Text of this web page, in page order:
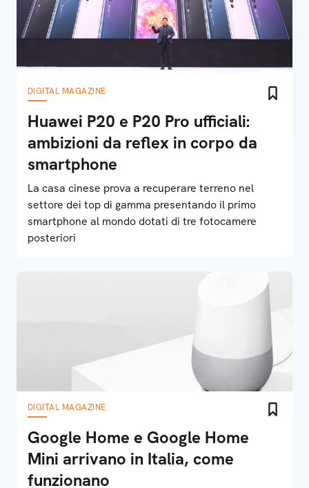
DIGITAL MAGAZINE
Huawei P20 e P20 Pro ufficiali:
ambizioni da reflex in corpo da
smartphone
La casa cinese prova a recuperare terreno nel
settore dei top di gamma presentando il primo
smartphone al mondo dotati di tre fotocamere
posteriori
DIGITAL MAGAZINE
Google Home e Google Home
Mini arrivano in Italia, come
funzionano